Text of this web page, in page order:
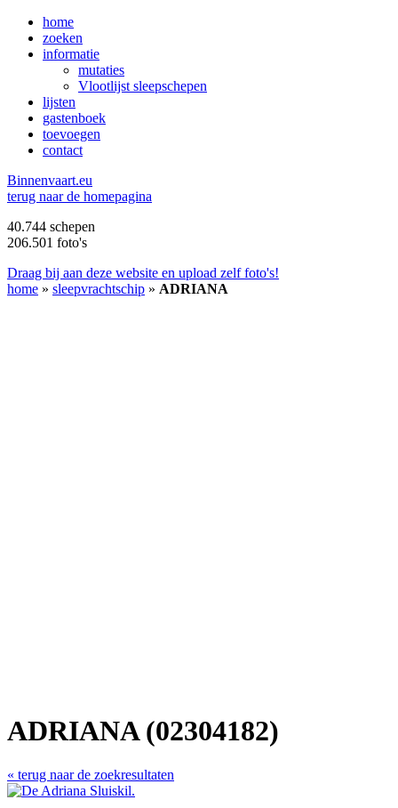
home
zoeken
informatie
mutaties
Vlootlijst sleepschepen
lijsten
gastenboek
toevoegen
contact
Binnenvaart.eu
terug naar de homepagina
40.744 schepen
206.501 foto's
Draag bij aan deze website en upload zelf foto's!
home » sleepvrachtschip » ADRIANA
ADRIANA (02304182)
« terug naar de zoekresultaten